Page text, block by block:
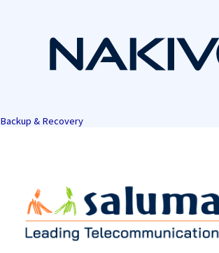
Backup & Recovery